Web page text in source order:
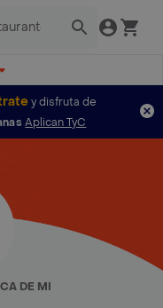
y disfruta de
Aplican TyC
DE MI